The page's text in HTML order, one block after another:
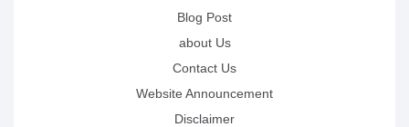
Blog Post
about Us
Contact Us
Website Announcement
Disclaimer